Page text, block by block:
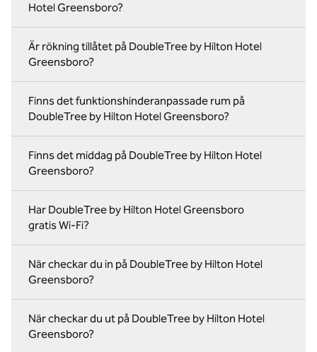
Hotel Greensboro?
Är rökning tillåtet på DoubleTree by Hilton Hotel
Greensboro?
Finns det funktionshinderanpassade rum på
DoubleTree by Hilton Hotel Greensboro?
Finns det middag på DoubleTree by Hilton Hotel
Greensboro?
Har DoubleTree by Hilton Hotel Greensboro
gratis Wi-Fi?
När checkar du in på DoubleTree by Hilton Hotel
Greensboro?
När checkar du ut på DoubleTree by Hilton Hotel
Greensboro?